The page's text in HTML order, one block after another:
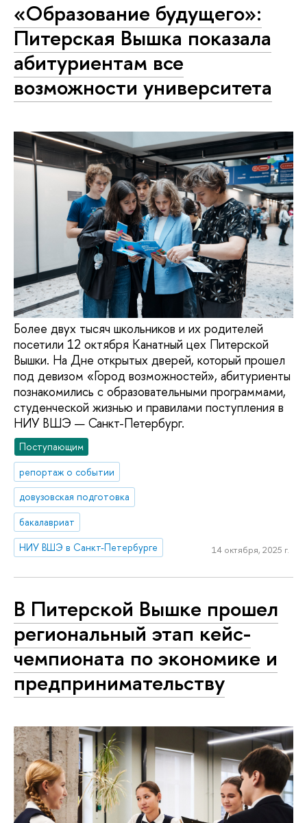
«Образование будущего»:
Питерская Вышка показала
абитуриентам все
возможности университета
Более двух тысяч школьников и их родителей
посетили 12 октября Канатный цех Питерской
Вышки. На Дне открытых дверей, который прошел
под девизом «Город возможностей», абитуриенты
познакомились с образовательными программами,
студенческой жизнью и правилами поступления в
НИУ ВШЭ — Санкт-Петербург.
Поступающим
репортаж о событии
довузовская подготовка
бакалавриат
НИУ ВШЭ в Санкт-Петербурге
14 октября, 2025 г.
В Питерской Вышке прошел
региональный этап кейс-
чемпионата по экономике и
предпринимательству